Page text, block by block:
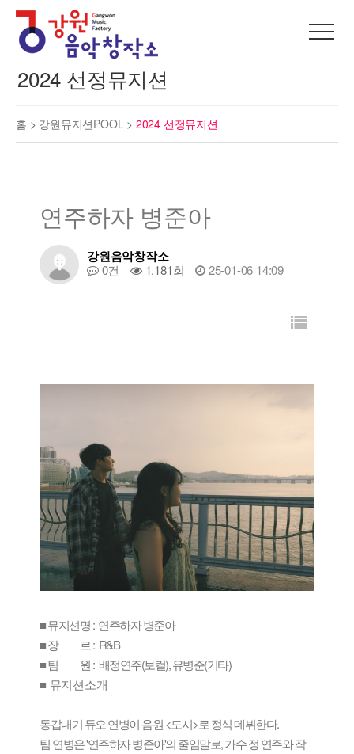
2024 선정뮤지션
홈 > 강원뮤지션POOL > 2024 선정뮤지션
연주하자 병준아
강원음악창작소
0건 1,181회 25-01-06 14:09
■ 뮤지션명 : 연주하자 병준아
■ 장 르 : R&B
■ 팀 원 : 배정연주(보컬), 유병준(기타)
■ 뮤지션소개
동갑내기 듀오 연병이 음원 <도시>로 정식 데뷔한다.
팀 연병은 '연주하자 병준아'의 줄임말로, 가수 정 연주와 작